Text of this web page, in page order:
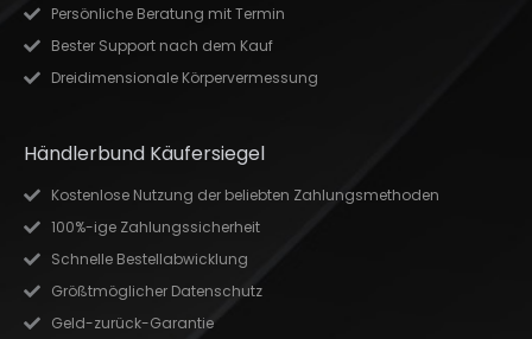
Persönliche Beratung mit Termin
Bester Support nach dem Kauf
Dreidimensionale Körpervermessung
Händlerbund Käufersiegel
Kostenlose Nutzung der beliebten Zahlungsmethoden
100%-ige Zahlungssicherheit
Schnelle Bestellabwicklung
Größtmöglicher Datenschutz
Geld-zurück-Garantie